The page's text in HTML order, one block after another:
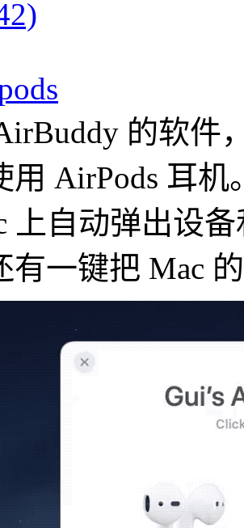
的软件
用 AirPods 耳
上自动弹出设
有一键把 Mac